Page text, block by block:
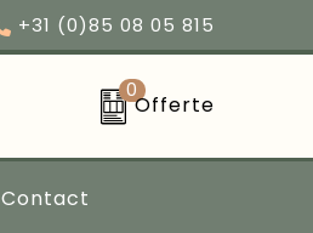
+31 (0)85 08 05 815
0
Offerte
Contact